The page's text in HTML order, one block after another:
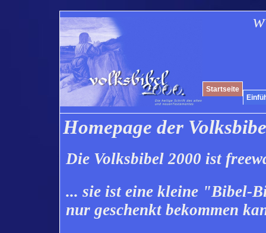
Startseite
Homepage der
Die Volksbibel 2000 ist
... sie ist eine kleine "Bibel-
nur geschenkt bekommen